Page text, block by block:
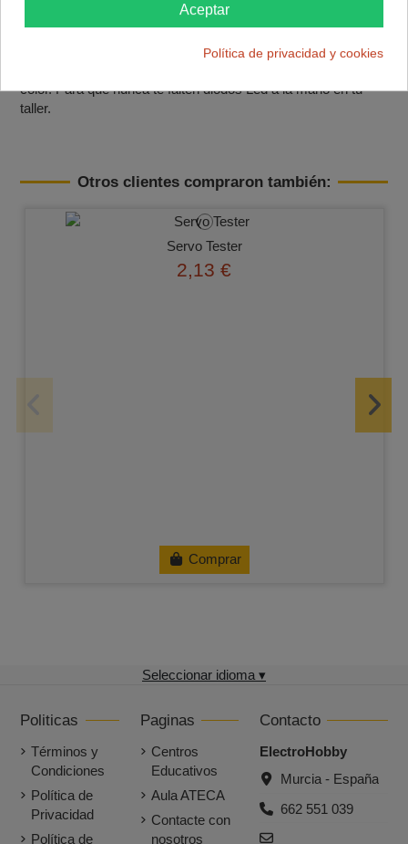
Se presentan en un estuche tipo maletín con separadores
que cuenta con unas medidas de 130 x 65 x 25 mm con 20
color. Para que nunca te falten diodos Led a la mano en tu
taller.
Otros clientes compraron también:
Servo Tester
2,13 €
Comprar
Seleccionar idioma ▾
Politicas
Términos y
Condiciones
Política de
Privacidad
Política de
Paginas
Centros
Educativos
Aula ATECA
Contacte con
nosotros
Contacto
ElectroHobby
Murcia - España
662 551 039
Aceptar
Política de privacidad y cookies